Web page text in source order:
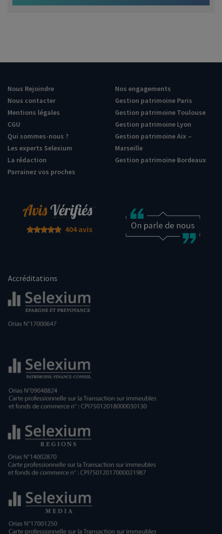
Nous Rejoindre
Nous contacter
Mentions légales
CGU
Qui sommes-nous ?
Les experts Selexium
La rédaction
Parrainez vos proches
Nos engagements
Gestion patrimoine Paris
Gestion patrimoine Toulouse
Gestion patrimoine Lyon
Gestion patrimoine Aix –
Marseille
Gestion patrimoine Bordeaux
404 avis
Accréditations